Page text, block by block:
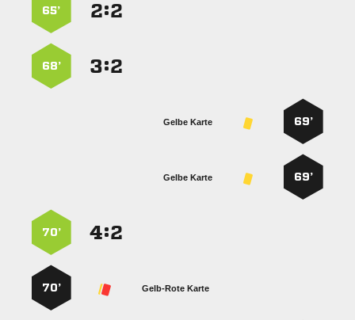
:
65’
:
68’
69’
Gelbe Karte
69’
Gelbe Karte
:
70’
Gelb-Rote Karte
70’